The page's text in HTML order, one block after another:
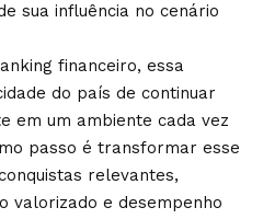
sua influência no cenário
financeiro, essa
do país de continuar
em um ambiente cada vez
passo é transformar esse
relevantes,
valorizado e desempenho